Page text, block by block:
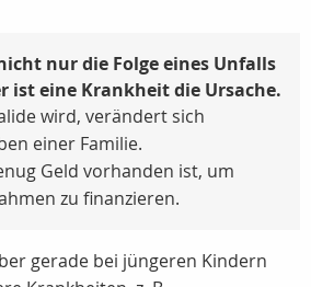
nur die Folge eines Unfalls
ist eine Krankheit die Ursache.
wird, verändert sich
einer Familie.
Geld vorhanden ist, um
zu finanzieren.
gerade bei jüngeren Kindern